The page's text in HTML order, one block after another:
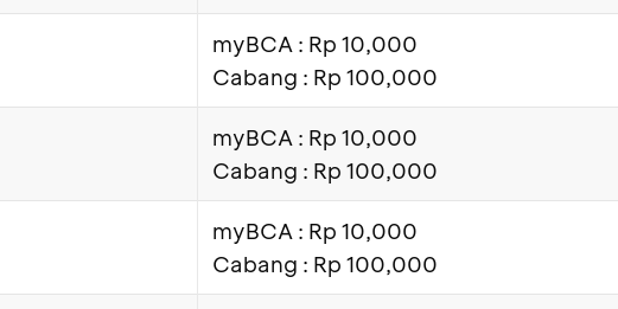
myBCA : Rp 10,000
Cabang : Rp 100,000
myBCA : Rp 10,000
Cabang : Rp 100,000
myBCA : Rp 10,000
Cabang : Rp 100,000